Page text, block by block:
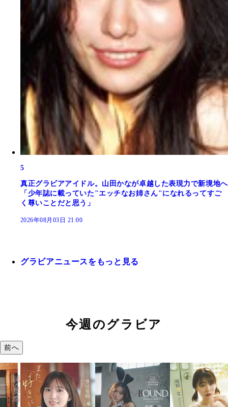
5
真正グラビアアイドル。山田かなが卓越した表現力で新境地へ
「少年誌に載っていた"エッチなお姉さん"になれるってすご
く尊いことだと思う」
2026年08月03日 21:00
グラビアニュースをもっと見る
今週のグラビア
前へ